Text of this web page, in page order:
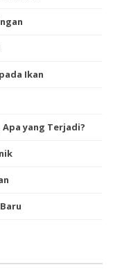
Ikan
yang Terjadi?